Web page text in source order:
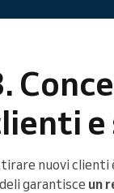
nuovi clienti
garantisce un